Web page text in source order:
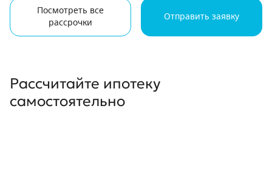
Посмотреть все
рассрочки
Отправить заявку
Рассчитайте ипотеку
самостоятельно